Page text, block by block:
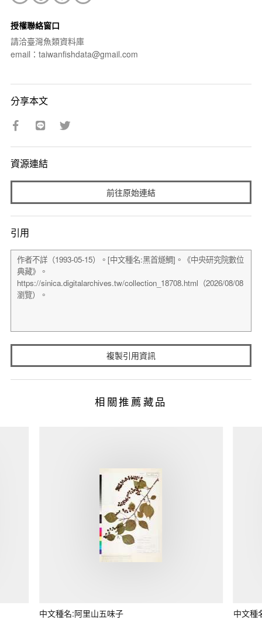
授權聯絡窗口
請洽臺灣魚類資料庫
email：taiwanfishdata@gmail.com
分享本文
資源連結
前往原始連結
引用
複製引用資訊
相關推薦藏品
中文種名:阿里山五味子 中文種